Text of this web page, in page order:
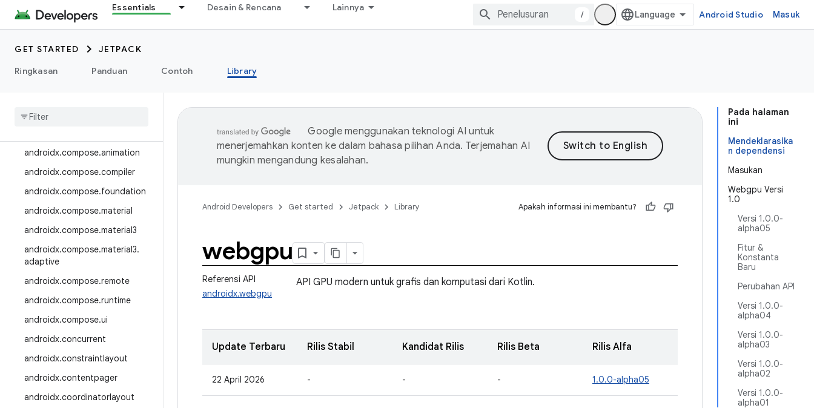
Essentials Desain & Rencana Lainnya
/ Android Studio Masuk
GET STARTED
JETPACK
Ringkasan
Panduan Contoh Library
androidx.camera.media3
androidx.car
androidx.car.app
androidx
androidx.compose.animation
androidx.compose.compiler
androidx.compose.foundation
androidx.compose.material
androidx.compose.material3
androidx.compose.material3.
adaptive
androidx.compose.remote
androidx.compose.runtime
androidx.compose.ui
androidx.concurrent
androidx.constraintlayout
androidx.contentpager
androidx.coordinatorlayout
Pada halaman
ini
Mendeklarasika
n dependensi
Masukan
Webgpu Versi
1.0
Versi 1.0.0-
alpha05
Fitur &
Konstanta
Baru
Perubahan API
Versi 1.0.0-
alpha04
Versi 1.0.0-
alpha03
Versi 1.0.0-
alpha02
Versi 1.0.0-
alpha01
Google menggunakan teknologi AI untuk
menerjemahkan konten ke dalam bahasa pilihan Anda. Terjemahan AI
mungkin mengandung kesalahan.
Android Developers Get started Jetpack Library Apakah informasi ini membantu?
webgpu
Referensi API
androidx.webgpu
API GPU modern untuk grafis dan komputasi dari Kotlin.
Update Terbaru Rilis Stabil Kandidat Rilis Rilis Beta Rilis Alfa
22 April 2026 - - - 1.0.0-alpha05